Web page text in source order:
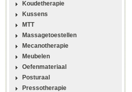
Koudetherapie
Kussens
MTT
Massagetoestellen
Mecanotherapie
Meubelen
Oefenmateriaal
Posturaal
Pressotherapie